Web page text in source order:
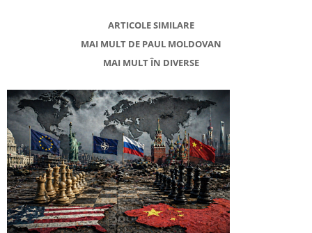
ARTICOLE SIMILARE
MAI MULT DE PAUL MOLDOVAN
MAI MULT ÎN DIVERSE